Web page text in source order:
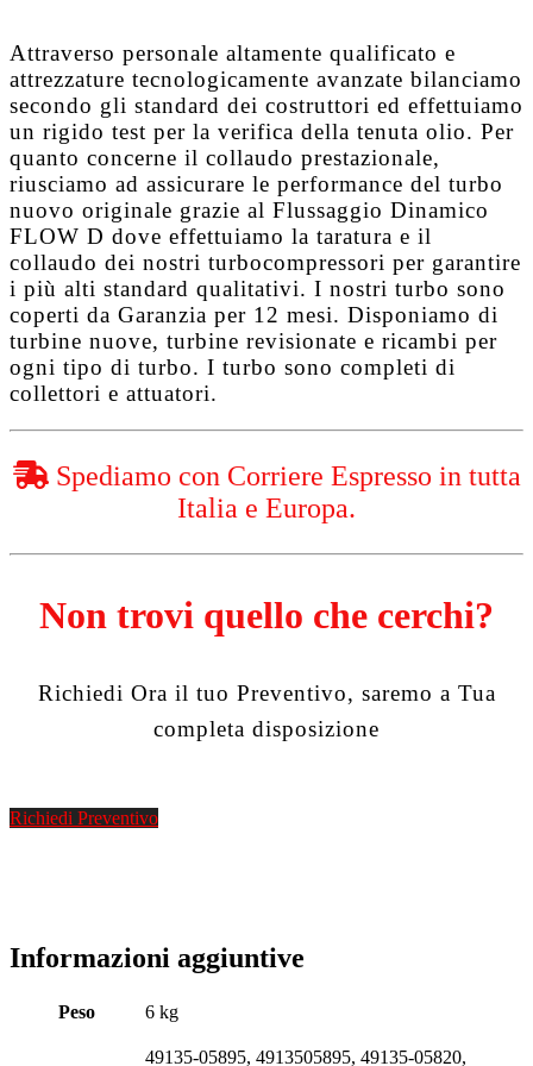
Attraverso personale altamente qualificato e
attrezzature tecnologicamente avanzate bilanciamo
secondo gli standard dei costruttori ed effettuiamo
un rigido test per la verifica della tenuta olio. Per
quanto concerne il collaudo prestazionale,
riusciamo ad assicurare le performance del turbo
nuovo originale grazie al Flussaggio Dinamico
FLOW D dove effettuiamo la taratura e il
collaudo dei nostri turbocompressori per garantire
i più alti standard qualitativi. I nostri turbo sono
coperti da Garanzia per 12 mesi. Disponiamo di
turbine nuove, turbine revisionate e ricambi per
ogni tipo di turbo. I turbo sono completi di
collettori e attuatori.
Spediamo con Corriere Espresso in tutta
Italia e Europa.
Non trovi quello che cerchi?
Richiedi Ora il tuo Preventivo, saremo a Tua
completa disposizione
Richiedi Preventivo
Informazioni aggiuntive
Peso 6 kg
49135-05895, 4913505895, 49135-05820,